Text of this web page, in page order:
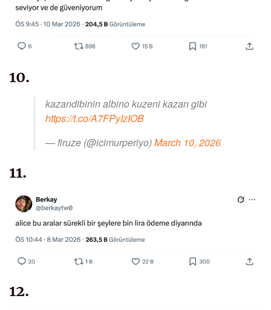
10.
kazandibinin albino kuzeni kazan gibi
https://t.co/A7FPyIzIOB
— firuze (@icimurperiyo)March 10, 2026
11.
12.